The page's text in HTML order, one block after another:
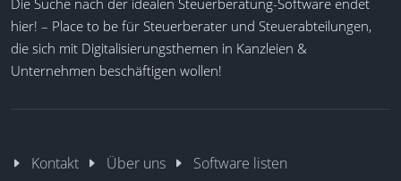
Auffälligkeiten erkennen
Geschäftsvorfälle einschätzen
Systemübergreifende Analysen
Flexibles Reporting auf Azure
Zusatzmodule ermöglichen vertiefende
Auswertungen, beispielsweise im Fremdwährungs-
oder Stiftungsbereich.
Finanzreport mit Einzelposten
Die Suche nach der idealen Steuerberatung-Software endet
hier! – Place to be für Steuerberater und Steuerabteilungen,
die sich mit Digitalisierungsthemen in Kanzleien &
Unternehmen beschäftigen wollen!
Kontakt Über uns Software listen